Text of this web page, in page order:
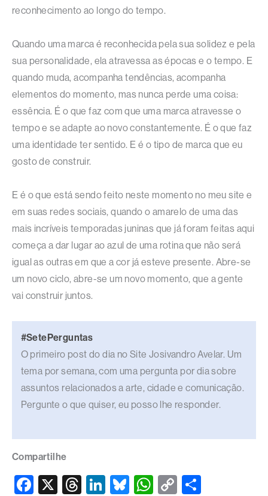
reconhecimento ao longo do tempo.
Quando uma marca é reconhecida pela sua solidez e pela
sua personalidade, ela atravessa as épocas e o tempo. E
quando muda, acompanha tendências, acompanha
elementos do momento, mas nunca perde uma coisa:
essência. É o que faz com que uma marca atravesse o
tempo e se adapte ao novo constantemente. É o que faz
uma identidade ter sentido. E é o tipo de marca que eu
gosto de construir.
E é o que está sendo feito neste momento no meu site e
em suas redes sociais, quando o amarelo de uma das
mais incríveis temporadas juninas que já foram feitas aqui
começa a dar lugar ao azul de uma rotina que não será
igual as outras em que a cor já esteve presente. Abre-se
um novo ciclo, abre-se um novo momento, que a gente
vai construir juntos.
#SetePerguntas
O primeiro post do dia no Site Josivandro Avelar. Um
tema por semana, com uma pergunta por dia sobre
assuntos relacionados a arte, cidade e comunicação.
Pergunte o que quiser, eu posso lhe responder.
Compartilhe
F
X
T
Li
Bl
W
C